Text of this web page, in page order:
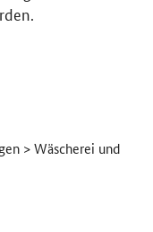
> Wäscherei und